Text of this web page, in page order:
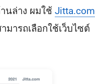
นล่าง ผมใช้ Jitta.com
ารถเลือกใช้เว็บไซต์